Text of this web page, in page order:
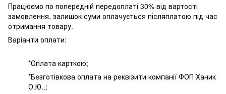
Працюємо по попередній передоплаті 30% від вартості
замовлення, залишок суми оплачується післяплатою під час
отримання товару.
Варіанти оплати:
*Оплата карткою;
*Безготівкова оплата на реквізити компанії ФОП Ханик
О.Ю..;